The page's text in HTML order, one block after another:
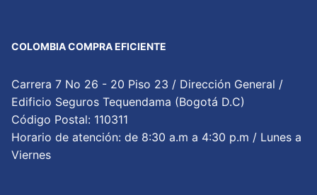
COLOMBIA COMPRA EFICIENTE
Carrera 7 No 26 - 20 Piso 23 / Dirección General /
Edificio Seguros Tequendama (Bogotá D.C)
Código Postal: 110311
Horario de atención: de 8:30 a.m a 4:30 p.m / Lunes a
Viernes